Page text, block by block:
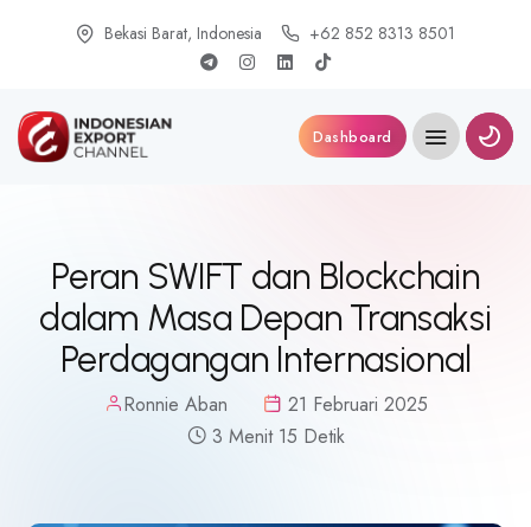
Bekasi Barat, Indonesia +62 852 8313 8501
Dashboard
Peran SWIFT dan Blockchain
dalam Masa Depan Transaksi
Perdagangan Internasional
Ronnie Aban
21 Februari 2025
3 Menit 15 Detik